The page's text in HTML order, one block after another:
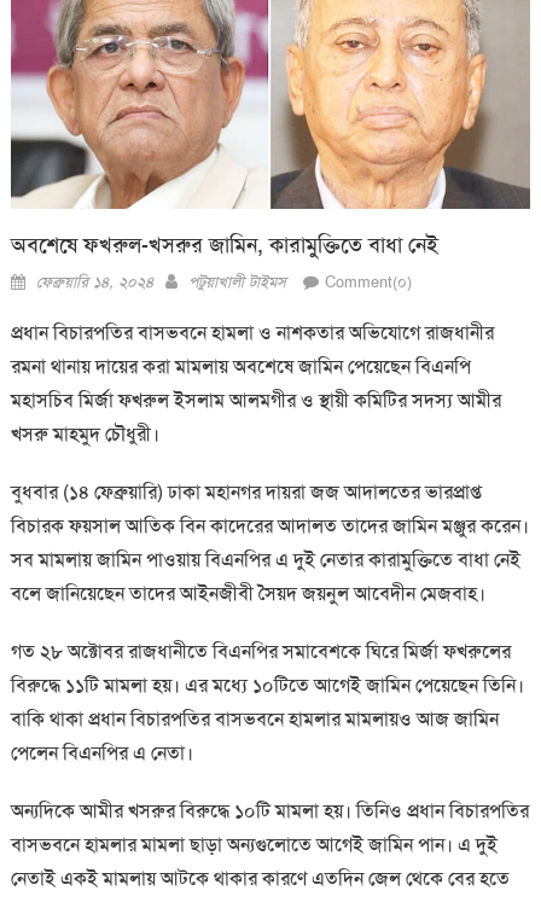
অবশেষে ফখরুল-খসরুর জামিন, কারামুক্তিতে বাধা নেই
Posted
ফেব্রুয়ারি ১৪, ২০২৪ Author
পটুয়াখালী টাইমস Comment(০)
প্রধান বিচারপতির বাসভবনে হামলা ও নাশকতার অভিযোগে রাজধানীর
রমনা থানায় দায়ের করা মামলায় অবশেষে জামিন পেয়েছেন বিএনপি
মহাসচিব মির্জা ফখরুল ইসলাম আলমগীর ও স্থায়ী কমিটির সদস্য আমীর
খসরু মাহমুদ চৌধুরী।
বুধবার (১৪ ফেব্রুয়ারি) ঢাকা মহানগর দায়রা জজ আদালতের ভারপ্রাপ্ত
বিচারক ফয়সাল আতিক বিন কাদেরের আদালত তাদের জামিন মঞ্জুর করেন।
সব মামলায় জামিন পাওয়ায় বিএনপির এ দুই নেতার কারামুক্তিতে বাধা নেই
বলে জানিয়েছেন তাদের আইনজীবী সৈয়দ জয়নুল আবেদীন মেজবাহ।
গত ২৮ অক্টোবর রাজধানীতে বিএনপির সমাবেশকে ঘিরে মির্জা ফখরুলের
বিরুদ্ধে ১১টি মামলা হয়। এর মধ্যে ১০টিতে আগেই জামিন পেয়েছেন তিনি।
বাকি থাকা প্রধান বিচারপতির বাসভবনে হামলার মামলায়ও আজ জামিন
পেলেন বিএনপির এ নেতা।
অন্যদিকে আমীর খসরুর বিরুদ্ধে ১০টি মামলা হয়। তিনিও প্রধান বিচারপতির
বাসভবনে হামলার মামলা ছাড়া অন্যগুলোতে আগেই জামিন পান। এ দুই
নেতাই একই মামলায় আটকে থাকার কারণে এতদিন জেল থেকে বের হতে